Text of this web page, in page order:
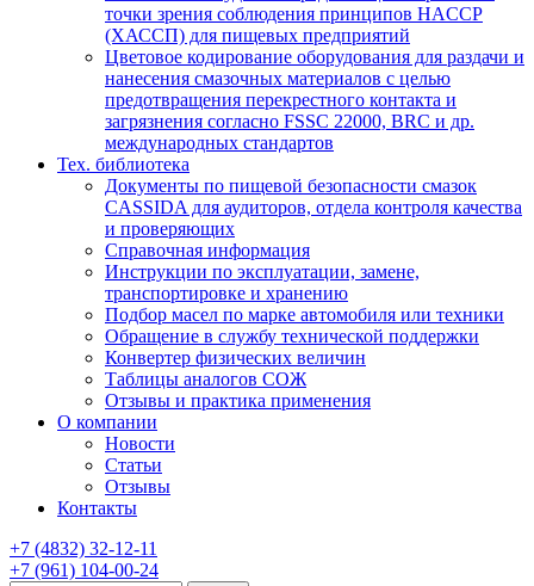
точки зрения соблюдения принципов HACCP
(ХАССП) для пищевых предприятий
Цветовое кодирование оборудования для раздачи и
нанесения смазочных материалов с целью
предотвращения перекрестного контакта и
загрязнения согласно FSSC 22000, BRC и др.
международных стандартов
Тех. библиотека
Документы по пищевой безопасности смазок
CASSIDA для аудиторов, отдела контроля качества
и проверяющих
Справочная информация
Инструкции по эксплуатации, замене,
транспортировке и хранению
Подбор масел по марке автомобиля или техники
Обращение в службу технической поддержки
Конвертер физических величин
Таблицы аналогов СОЖ
Отзывы и практика применения
О компании
Новости
Статьи
Отзывы
Контакты
+7 (4832) 32-12-11
+7 (961) 104-00-24